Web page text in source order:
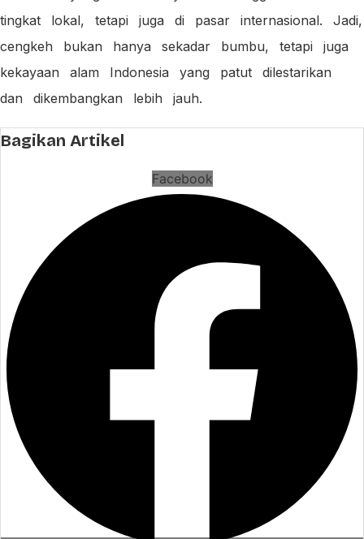
tingkat lokal, tetapi juga di pasar internasional. Jadi,
cengkeh bukan hanya sekadar bumbu, tetapi juga
kekayaan alam Indonesia yang patut dilestarikan
dan dikembangkan lebih jauh.
Bagikan Artikel
Facebook